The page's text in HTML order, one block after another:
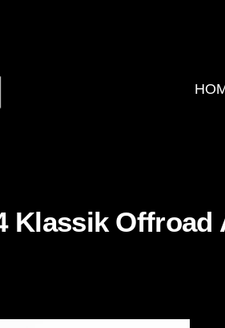
Klassik